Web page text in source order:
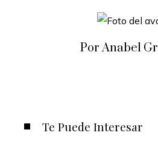
Por Anabel
Te Puede Interesar